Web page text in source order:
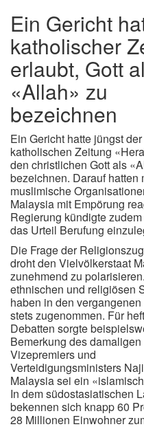
Ein Gericht
katholischer
erlaubt, Gott
«Allah» zu
bezeichnen
Ein Gericht hatte jüngst der
katholischen Zeitung
den christlichen Gott als
bezeichnen. Darauf hatten
muslimische
Malaysia mit Empörung
Regierung kündigte
das Urteil Berufung
Die Frage der
droht den Vielvölkerstaat
zunehmend zu
ethnischen und religiösen
haben in den vergangenen
stets zugenommen. Für
Debatten sorgte
Bemerkung des damaligen
Vizepremiers und
Verteidigungsministers
Malaysia sei ein
In dem südostasiatischen
bekennen sich knapp 60
28 Millionen Einwohner